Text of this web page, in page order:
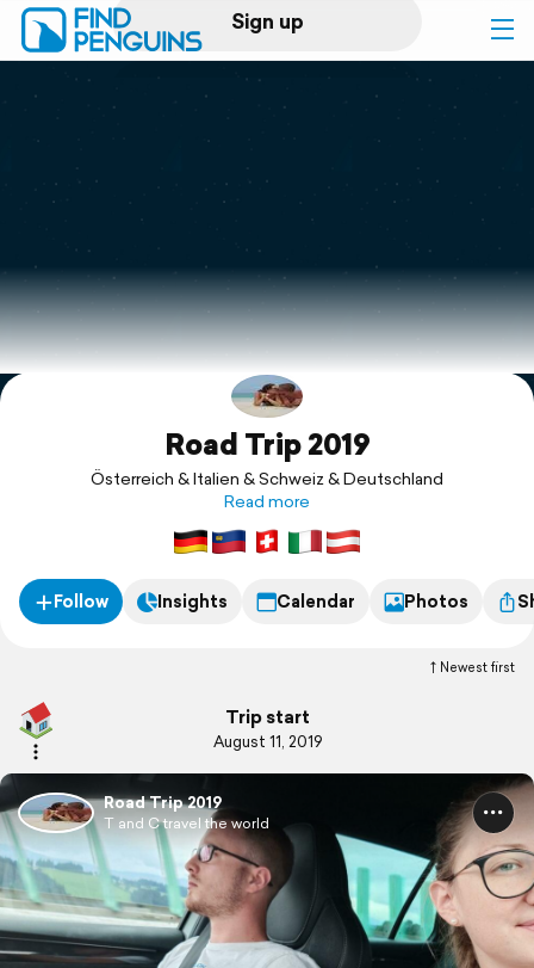
Sign up
Log in
Print a book
Flyover video
Explore
Road Trip 2019
Österreich & Italien & Schweiz & Deutschland
Read more
Follow Insights Calendar Photos
Newest first
Trip start
August 11, 2019
Road Trip 2019
T and C travel the world